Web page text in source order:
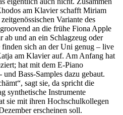
am Klavier schafft Miriam
Variante des
an die frühe Fiona Apple
und an ein Schlagzeug oder
finden sich an der Uni genug – live
am Klavier auf. Am Anfang hat
hat mit dem E-Piano
Bass-Samples dazu gebaut.
sagt sie, da spricht die
synthetische Instrumente
sie mit ihren Hochschulkollegen
erscheinen soll.